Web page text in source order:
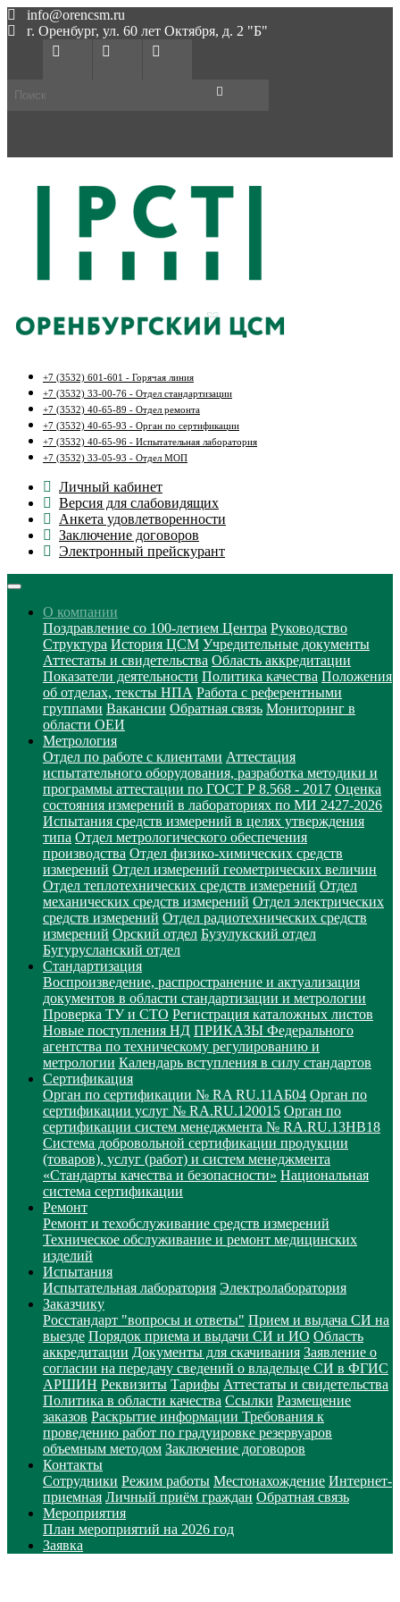
info@orencsm.ru
г. Оренбург, ул. 60 лет Октября, д. 2 "Б"
+7 (3532) 601-601 - Горячая линия
+7 (3532) 33-00-76 - Отдел стандартизации
+7 (3532) 40-65-89 - Отдел ремонта
+7 (3532) 40-65-93 - Орган по сертификации
+7 (3532) 40-65-96 - Испытательная лаборатория
+7 (3532) 33-05-93 - Отдел МОП
Личный кабинет
Версия для слабовидящих
Анкета удовлетворенности
Заключение договоров
Электронный прейскурант
О компании
Поздравление со 100-летием Центра Руководство
Структура История ЦСМ Учредительные документы
Аттестаты и свидетельства Область аккредитации
Показатели деятельности Политика качества Положения
об отделах, тексты НПА Работа с референтными
группами Вакансии Обратная связь Мониторинг в
области ОЕИ
Метрология
Отдел по работе с клиентами Аттестация
испытательного оборудования, разработка методики и
программы аттестации по ГОСТ Р 8.568 - 2017 Оценка
состояния измерений в лабораториях по МИ 2427-2026
Испытания средств измерений в целях утверждения
типа Отдел метрологического обеспечения
производства Отдел физико-химических средств
измерений Отдел измерений геометрических величин
Отдел теплотехнических средств измерений Отдел
механических средств измерений Отдел электрических
средств измерений Отдел радиотехнических средств
измерений Орский отдел Бузулукский отдел
Бугурусланский отдел
Стандартизация
Воспроизведение, распространение и актуализация
документов в области стандартизации и метрологии
Проверка ТУ и СТО Регистрация каталожных листов
Новые поступления НД ПРИКАЗЫ Федерального
агентства по техническому регулированию и
метрологии Календарь вступления в силу стандартов
Сертификация
Орган по сертификации № RA RU.11АБ04 Орган по
сертификации услуг № RA.RU.120015 Орган по
сертификации систем менеджмента № RA.RU.13HB18
Система добровольной сертификации продукции
(товаров), услуг (работ) и систем менеджмента
«Стандарты качества и безопасности» Национальная
система сертификации
Ремонт
Ремонт и техобслуживание средств измерений
Техническое обслуживание и ремонт медицинских
изделий
Испытания
Испытательная лаборатория Электролаборатория
Заказчику
Росстандарт "вопросы и ответы" Прием и выдача СИ на
выезде Порядок приема и выдачи СИ и ИО Область
аккредитации Документы для скачивания Заявление о
согласии на передачу сведений о владельце СИ в ФГИС
АРШИН Реквизиты Тарифы Аттестаты и свидетельства
Политика в области качества Ссылки Размещение
заказов Раскрытие информации Требования к
проведению работ по градуировке резервуаров
объемным методом Заключение договоров
Контакты
Сотрудники Режим работы Местонахождение Интернет-
приемная Личный приём граждан Обратная связь
Мероприятия
План мероприятий на 2026 год
Заявка